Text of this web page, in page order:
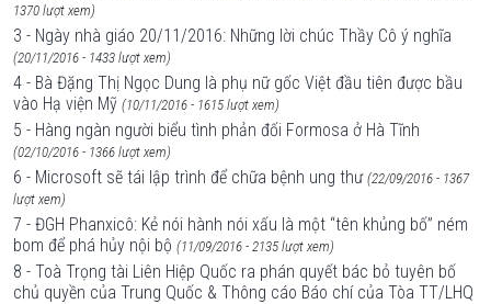
1370 lượt xem)
3 - Ngày nhà giáo 20/11/2016: Những lời chúc Thầy Cô ý nghĩa
(20/11/2016 - 1433 lượt xem)
4 - Bà Đặng Thị Ngọc Dung là phụ nữ gốc Việt đầu tiên được bầu
vào Hạ viện Mỹ (10/11/2016 - 1615 lượt xem)
5 - Hàng ngàn người biểu tình phản đối Formosa ở Hà Tĩnh
(02/10/2016 - 1366 lượt xem)
6 - Microsoft sẽ tái lập trình để chữa bệnh ung thư (22/09/2016 - 1367
lượt xem)
7 - ĐGH Phanxicô: Kẻ nói hành nói xấu là một “tên khủng bố” ném
bom để phá hủy nội bộ (11/09/2016 - 2135 lượt xem)
8 - Toà Trọng tài Liên Hiệp Quốc ra phán quyết bác bỏ tuyên bố
chủ quyền của Trung Quốc & Thông cáo Báo chí của Tòa TT/LHQ